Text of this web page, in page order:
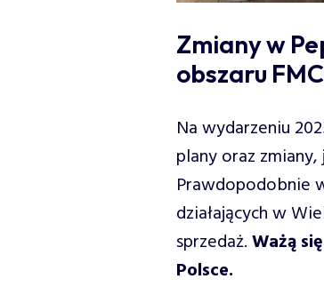
Zmiany w
obszaru
Na wydarzeniu
plany oraz
Prawdopodobnie
działających w
sprzedaż.Ważą
Polsce.